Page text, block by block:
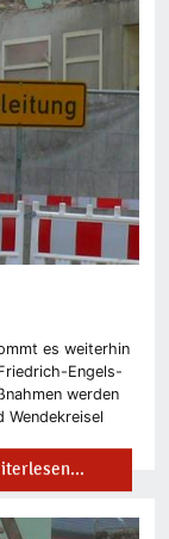
es weiterhin
Engels-
werden
Wendekreisel